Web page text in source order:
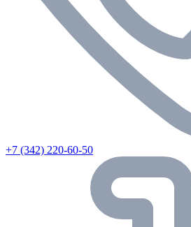
+7 (342) 220-60-50